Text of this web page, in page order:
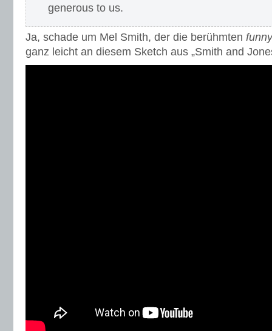
generous to us.
Ja, schade um Mel Smith, der die berühmten
ganz leicht an diesem Sketch aus „Smith and